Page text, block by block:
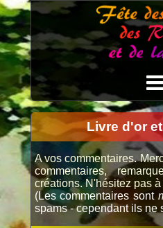
Livre d'or
A vos commentaires.
commentaires,
créations. N'hésitez pas
(Les commentaires sont
spams - cependant ils ne